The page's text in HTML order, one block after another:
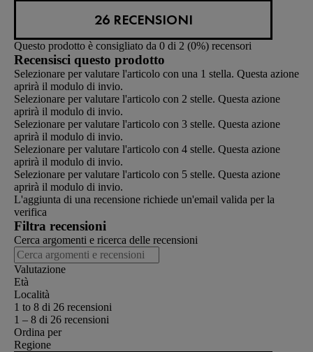
26 RECENSIONI
Questo prodotto è consigliato da 0 di 2 (0%) recensori
Recensisci questo prodotto
Selezionare per valutare l'articolo con una 1 stella. Questa azione
aprirà il modulo di invio.
Selezionare per valutare l'articolo con 2 stelle. Questa azione
aprirà il modulo di invio.
Selezionare per valutare l'articolo con 3 stelle. Questa azione
aprirà il modulo di invio.
Selezionare per valutare l'articolo con 4 stelle. Questa azione
aprirà il modulo di invio.
Selezionare per valutare l'articolo con 5 stelle. Questa azione
aprirà il modulo di invio.
L'aggiunta di una recensione richiede un'email valida per la
verifica
Filtra recensioni
Cerca argomenti e ricerca delle recensioni
Valutazione
Età
Località
1 to 8 di 26 recensioni
1 – 8 di 26 recensioni
Ordina per
Regione